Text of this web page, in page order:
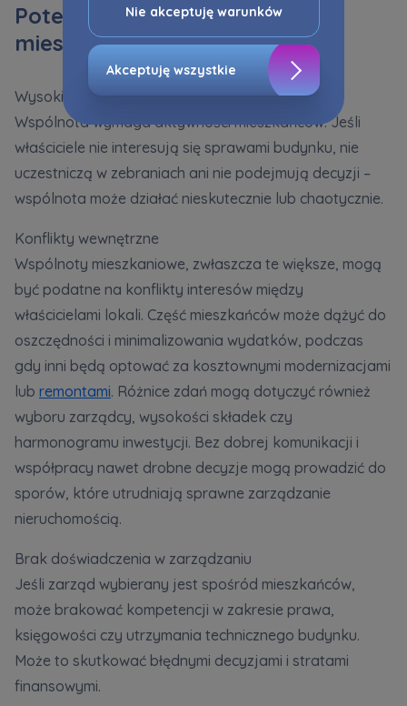
profilowanie. Oczywiście, możesz nie wyrazić
przedmiotowej zgody klikając ”Nie akceptuję
warunków”.
Zaznaczamy, iż zgoda jest dobrowolna i
ustawieniach zaawansowanych Twojej
przeglądarki.
analitycznych i statystycznych służących
świadczonych za pośrednictwem strony oraz
wyjaśnienia okoliczności niedozwolonego
korzystania z Serwisu, a także w celach
marketingowych, które wynikają z prawnie
Administratora.
Dane o aktywności na naszej stronie mogą być
także udostępniane
zaufanym partnerom
Twoje dane są współadministrowane przez
spółki z Grupy Kapitałowej Murapol. Więcej o
tym jak przetwarzamy dane, wykorzystujemy
wPolityce prywatności
Nie akceptuję warunków
Akceptuję wszystkie
Potencjalne wady wspólnoty
mieszkaniowej
Wysoki poziom zaangażowania
Wspólnota wymaga aktywności mieszkańców. Jeśli
właściciele nie interesują się sprawami budynku, nie
uczestniczą w zebraniach ani nie podejmują decyzji –
wspólnota może działać nieskutecznie lub chaotycznie.
Konflikty wewnętrzne
Wspólnoty mieszkaniowe, zwłaszcza te większe, mogą
być podatne na konflikty interesów między
właścicielami lokali. Część mieszkańców może dążyć do
oszczędności i minimalizowania wydatków, podczas
gdy inni będą optować za kosztownymi modernizacjami
lub remontami. Różnice zdań mogą dotyczyć również
wyboru zarządcy, wysokości składek czy
harmonogramu inwestycji. Bez dobrej komunikacji i
współpracy nawet drobne decyzje mogą prowadzić do
sporów, które utrudniają sprawne zarządzanie
nieruchomością.
Brak doświadczenia w zarządzaniu
Jeśli zarząd wybierany jest spośród mieszkańców,
może brakować kompetencji w zakresie prawa,
księgowości czy utrzymania technicznego budynku.
Może to skutkować błędnymi decyzjami i stratami
finansowymi.